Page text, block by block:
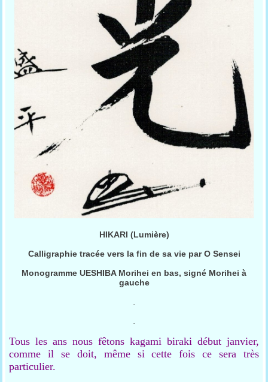
HIKARI (Lumière)
Calligraphie tracée vers la fin de sa vie par O Sensei
Monogramme UESHIBA Morihei en bas, signé Morihei à
gauche
.
.
Tous les ans nous fêtons kagami biraki début janvier,
comme il se doit, même si cette fois ce sera très
particulier.